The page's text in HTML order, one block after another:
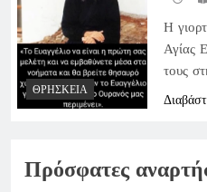
ΘΡΗΣΚΕΊΑ
Η
Αγίας
τους
Πρόσφατες